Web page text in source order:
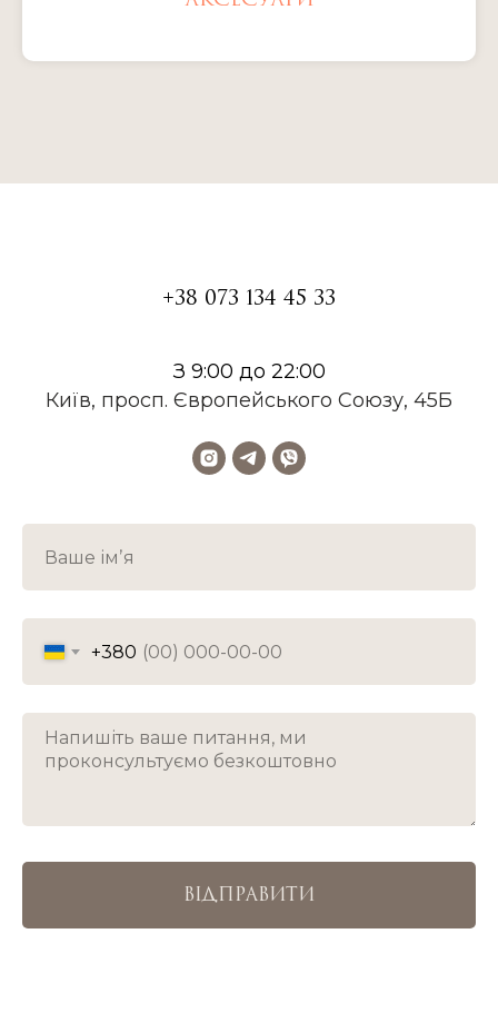
+38 073 134 45 33
З 9:00 до 22:00
Київ, просп. Європейського Союзу, 45Б
+380
ВІДПРАВИТИ